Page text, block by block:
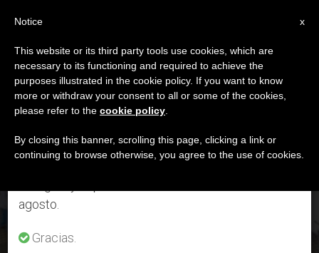
IGLESIA LOCAL,JÓVENES
Himno oficial de la Jornada Mundial de la Juventud
agosto 3, 2026
×
Aviso importante
Del 27 de julio al 7 de agosto haremos la pausa
anual, aprovechando que en el periodo de verano
se generan menos informaciones y también el
agosto.
Gracias.
x
Notice
This website or its third party tools use cookies, which are
necessary to its functioning and required to achieve the
purposes illustrated in the cookie policy. If you want to know
more or withdraw your consent to all or some of the cookies,
please refer to the cookie policy
By closing this banner, scrolling this page, clicking a link or
continuing to browse otherwise, you agree to the use of cookies.